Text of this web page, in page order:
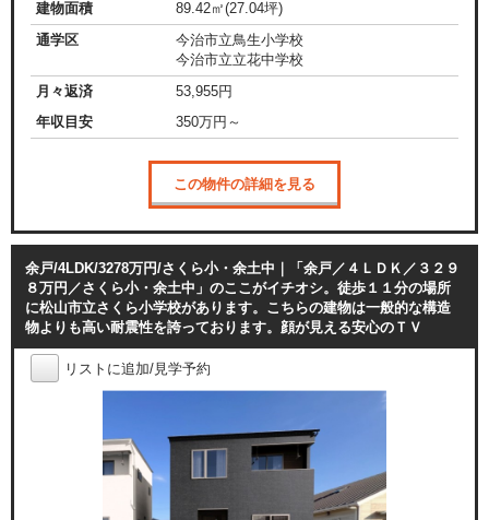
建物面積
89.42㎡(27.04坪)
通学区
今治市立鳥生小学校
今治市立立花中学校
月々返済
53,955円
年収目安
350万円～
この物件の詳細を見る
余戸/4LDK/3278万円/さくら小・余土中｜「余戸／４ＬＤＫ／３２９
８万円／さくら小・余土中」のここがイチオシ。徒歩１１分の場所
に松山市立さくら小学校があります。こちらの建物は一般的な構造
物よりも高い耐震性を誇っております。顔が見える安心のＴＶ
リストに追加/見学予約